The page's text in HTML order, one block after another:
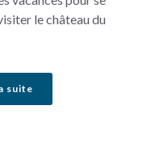
le château du
suite